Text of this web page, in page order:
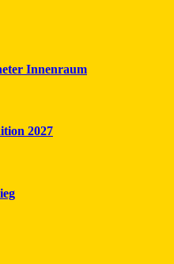
Innenraum
2027